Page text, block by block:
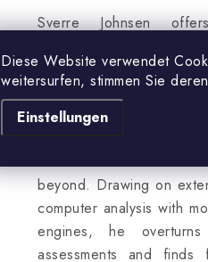
Diese Website verwendet
weitersurfen, stimmen Sie
Einstellungen
Sverre Johnsen
repertoire built around
...Bc5 and ...Nf6
after 3.Bc4, with
alternatives on move
beyond. Drawing on
computer analysis with
engines, he
assessments and finds